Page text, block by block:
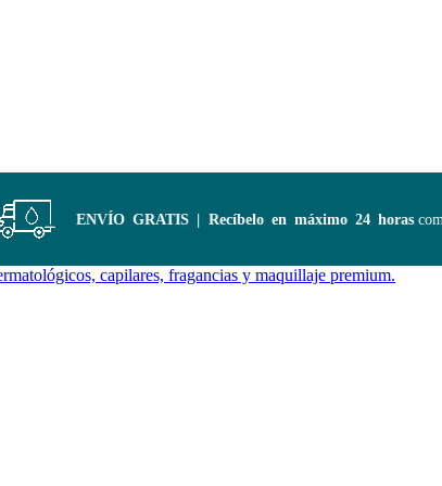
ENVÍO GRATIS | Recíbelo en máximo 24 horas